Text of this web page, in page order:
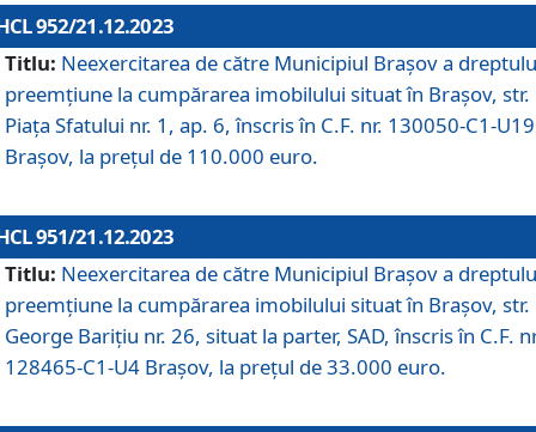
952/21.12.2023
Titlu: Neexercitarea de către Municipiul Brașov a
preemțiune la cumpărarea imobilului situat în Brașov, str.
Piața Sfatului nr. 1, ap. 6, înscris în C.F. nr. 130050-C1-U19
Brașov, la prețul de 110.000 euro.
951/21.12.2023
Titlu: Neexercitarea de către Municipiul Brașov a
preemțiune la cumpărarea imobilului situat în Brașov, str.
George Barițiu nr. 26, situat la parter, SAD, înscris în C.F.
128465-C1-U4 Brașov, la prețul de 33.000 euro.